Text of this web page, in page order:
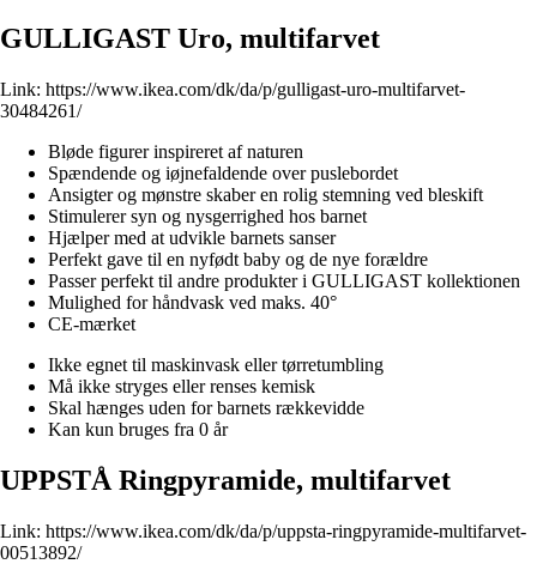
GULLIGAST Uro, multifarvet
Link: https://www.ikea.com/dk/da/p/gulligast-uro-multifarvet-
30484261/
Bløde figurer inspireret af naturen
Spændende og iøjnefaldende over puslebordet
Ansigter og mønstre skaber en rolig stemning ved bleskift
Stimulerer syn og nysgerrighed hos barnet
Hjælper med at udvikle barnets sanser
Perfekt gave til en nyfødt baby og de nye forældre
Passer perfekt til andre produkter i GULLIGAST kollektionen
Mulighed for håndvask ved maks. 40°
CE-mærket
Ikke egnet til maskinvask eller tørretumbling
Må ikke stryges eller renses kemisk
Skal hænges uden for barnets rækkevidde
Kan kun bruges fra 0 år
UPPSTÅ Ringpyramide, multifarvet
Link: https://www.ikea.com/dk/da/p/uppsta-ringpyramide-multifarvet-
00513892/